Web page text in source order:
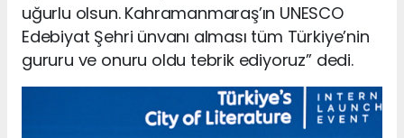
uğurlu olsun. Kahramanmaraş’ın UNESCO
Edebiyat Şehri ünvanı alması tüm Türkiye’nin
gururu ve onuru oldu tebrik ediyoruz” dedi.